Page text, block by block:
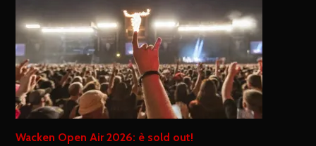
Wacken Open Air 2026: è sold out!